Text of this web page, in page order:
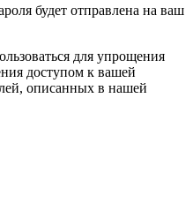
будет отправлена ​​на ваш
для упрощения
доступом к вашей
описанных в нашей